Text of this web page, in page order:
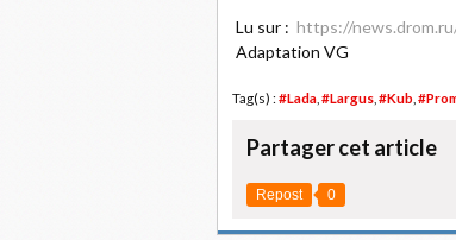
Lu sur : https://
Adaptation VG
Tag(s) : #Lada #Largus #Kub
Partager cet article
Repost 0